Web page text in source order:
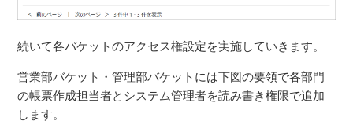
続いて各バケットのアクセス権設定を実施していきます。
営業部バケット・管理部バケットには下図の要領で各部門
の帳票作成担当者とシステム管理者を読み書き権限で追加
します。